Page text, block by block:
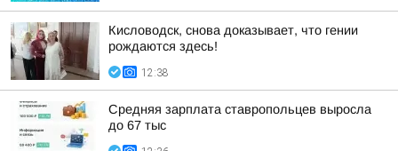
Кисловодск, снова доказывает, что гении
рождаются здесь!
12:38
Средняя зарплата ставропольцев выросла
до 67 тыс